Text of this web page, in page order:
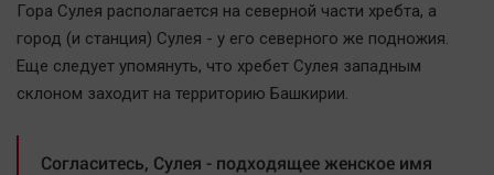
Происшествия
Здоровье
Культура
Мнения
Гора Сулея располагается на северной части хребта, а
город (и станция) Сулея - у его северного же подножия.
Еще следует упомянуть, что хребет Сулея западным
склоном заходит на территорию Башкирии.
Согласитесь, Сулея - подходящее женское имя